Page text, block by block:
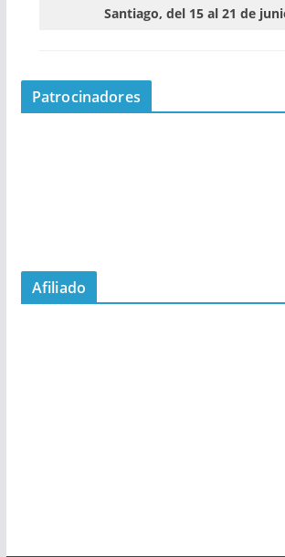
Santiago, del 15 al 21 de
Patrocinadores
Afiliado